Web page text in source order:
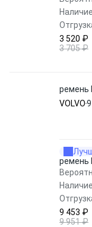
Наличие
3 520 ₽
3 705 ₽
ремень
VOLVO
ремень
Наличие
9 453 ₽
9 951 ₽